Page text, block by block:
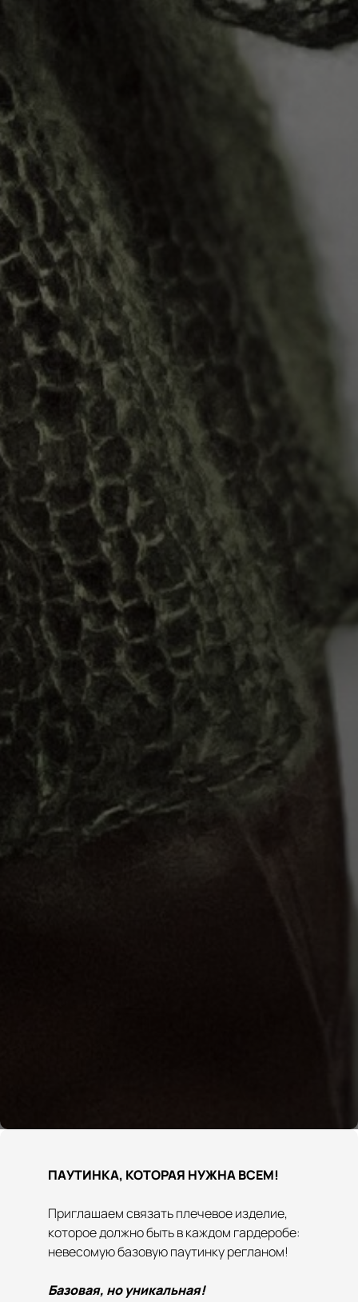
ПАУТИНКА, КОТОРАЯ НУЖНА ВСЕМ!
Приглашаем связать плечевое изделие,
которое должно быть в каждом гардеробе:
невесомую базовую паутинку регланом!
Базовая, но уникальная!